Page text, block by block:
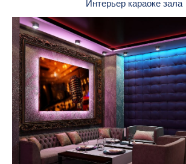
Интерьер караоке зала